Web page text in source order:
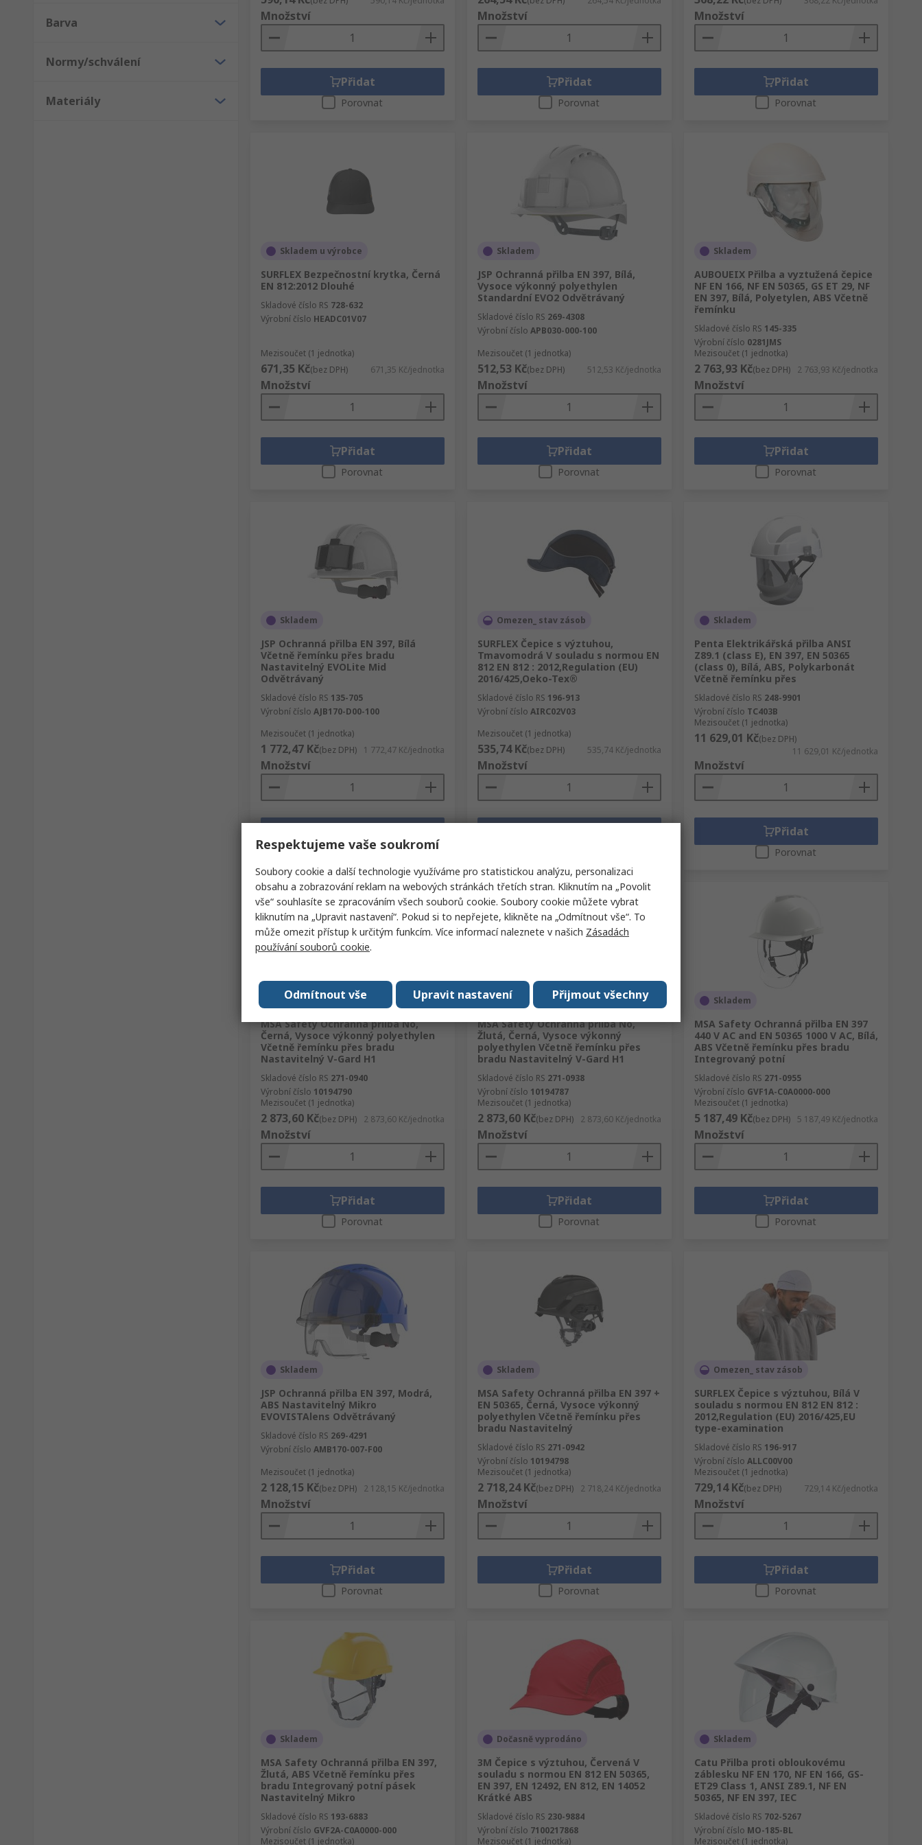
Barva
Normy/schválení
Materiály
Množství
Přidat
Porovnat
Množství
Přidat
Porovnat
Množství
Přidat
Porovnat
Skladem u výrobce
SURFLEX Bezpečnostní krytka, Černá
EN 812:2012 Dlouhé
Skladové číslo RS 728-632
Výrobní číslo HEADC01V07
Mezisoučet (1 jednotka)
671,35 Kč(bez DPH) 671,35 Kč/jednotka
Množství
Přidat
Porovnat
Skladem
JSP Ochranná přilba EN 397, Bílá,
Vysoce výkonný polyethylen
Standardní EVO2 Odvětrávaný
Skladové číslo RS 269-4308
Výrobní číslo APB030-000-100
Mezisoučet (1 jednotka)
512,53 Kč(bez DPH) 512,53 Kč/jednotka
Množství
Přidat
Porovnat
Skladem
AUBOUEIX Přilba a vyztužená čepice
NF EN 166, NF EN 50365, GS ET 29, NF
EN 397, Bílá, Polyetylen, ABS Včetně
řemínku
Skladové číslo RS 145-335
Výrobní číslo 0281JMS
Mezisoučet (1 jednotka)
2 763,93 Kč(bez DPH) 2 763,93 Kč/jednotka
Množství
Přidat
Porovnat
Skladem
JSP Ochranná přilba EN 397, Bílá
Včetně řemínku přes bradu
Nastavitelný EVOLite Mid
Odvětrávaný
Skladové číslo RS 135-705
Výrobní číslo AJB170-D00-100
Mezisoučet (1 jednotka)
1 772,47 Kč(bez DPH) 1 772,47 Kč/jednotka
Množství
Porovnat
Omezen_ stav zásob
SURFLEX Čepice s výztuhou,
Tmavomodrá V souladu s normou EN
812 EN 812 : 2012,Regulation (EU)
2016/425,Oeko-Tex®
Skladové číslo RS 196-913
Výrobní číslo AIRC02V03
Mezisoučet (1 jednotka)
535,74 Kč(bez DPH) 535,74 Kč/jednotka
Množství
Skladem
Penta Elektrikářská přilba ANSI
Z89.1 (class E), EN 397, EN 50365
(class 0), Bílá, ABS, Polykarbonát
Včetně řemínku přes
Skladové číslo RS 248-9901
Výrobní číslo TC403B
Mezisoučet (1 jednotka)
11 629,01 Kč(bez DPH)
11 629,01 Kč/jednotka
Množství
Přidat
Porovnat
Skladem
MSA Safety Ochranná přilba No,
Černá, Vysoce výkonný polyethylen
Včetně řemínku přes bradu
Nastavitelný V-Gard H1
Skladové číslo RS 271-0940
Výrobní číslo 10194790
Mezisoučet (1 jednotka)
2 873,60 Kč(bez DPH) 2 873,60 Kč/jednotka
Množství
Přidat
Porovnat
Skladem
MSA Safety Ochranná přilba No,
Žlutá, Černá, Vysoce výkonný
polyethylen Včetně řemínku přes
bradu Nastavitelný V-Gard H1
Skladové číslo RS 271-0938
Výrobní číslo 10194787
Mezisoučet (1 jednotka)
2 873,60 Kč(bez DPH) 2 873,60 Kč/jednotka
Množství
Přidat
Porovnat
Skladem
MSA Safety Ochranná přilba EN 397
440 V AC and EN 50365 1000 V AC, Bílá,
ABS Včetně řemínku přes bradu
Integrovaný potní
Skladové číslo RS 271-0955
Výrobní číslo GVF1A-C0A0000-000
Mezisoučet (1 jednotka)
5 187,49 Kč(bez DPH) 5 187,49 Kč/jednotka
Množství
Přidat
Porovnat
Skladem
JSP Ochranná přilba EN 397, Modrá,
ABS Nastavitelný Mikro
EVOVISTAlens Odvětrávaný
Skladové číslo RS 269-4291
Výrobní číslo AMB170-007-F00
Mezisoučet (1 jednotka)
2 128,15 Kč(bez DPH) 2 128,15 Kč/jednotka
Množství
Přidat
Porovnat
Skladem
MSA Safety Ochranná přilba EN 397 +
EN 50365, Černá, Vysoce výkonný
polyethylen Včetně řemínku přes
bradu Nastavitelný
Skladové číslo RS 271-0942
Výrobní číslo 10194798
Mezisoučet (1 jednotka)
2 718,24 Kč(bez DPH) 2 718,24 Kč/jednotka
Množství
Přidat
Porovnat
Omezen_ stav zásob
SURFLEX Čepice s výztuhou, Bílá V
souladu s normou EN 812 EN 812 :
2012,Regulation (EU) 2016/425,EU
type-examination
Skladové číslo RS 196-917
Výrobní číslo ALLC00V00
Mezisoučet (1 jednotka)
729,14 Kč(bez DPH) 729,14 Kč/jednotka
Množství
Přidat
Porovnat
Skladem
MSA Safety Ochranná přilba EN 397,
Žlutá, ABS Včetně řemínku přes
bradu Integrovaný potní pásek
Nastavitelný Mikro
Skladové číslo RS 193-6883
Výrobní číslo GVF2A-C0A0000-000
Mezisoučet (1 jednotka)
Dočasně vyprodáno
3M Čepice s výztuhou, Červená V
souladu s normou EN 812 EN 50365,
EN 397, EN 12492, EN 812, EN 14052
Krátké ABS
Skladové číslo RS 230-9884
Výrobní číslo 7100217868
Mezisoučet (1 jednotka)
Skladem
Catu Přilba proti obloukovému
záblesku NF EN 170, NF EN 166, GS-
ET29 Class 1, ANSI Z89.1, NF EN
50365, NF EN 397, IEC
Skladové číslo RS 702-5267
Výrobní číslo MO-185-BL
Mezisoučet (1 jednotka)
Respektujeme vaše soukromí
Soubory cookie a další technologie využíváme pro statistickou analýzu, personalizaci
obsahu a zobrazování reklam na webových stránkách třetích stran. Kliknutím na „Povolit
vše“ souhlasíte se zpracováním všech souborů cookie. Soubory cookie můžete vybrat
kliknutím na „Upravit nastavení“. Pokud si to nepřejete, klikněte na „Odmítnout vše“. To
může omezit přístup k určitým funkcím. Více informací naleznete v našich Zásadách
používání souborů cookie.
Přijmout všechny
Upravit nastavení
Odmítnout vše